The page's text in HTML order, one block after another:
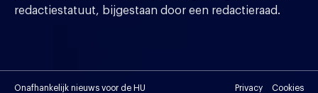
redactiestatuut, bijgestaan door een redactieraad.
Onafhankelijk nieuws voor de HU Privacy Cookies